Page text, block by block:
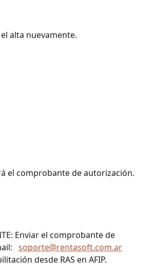
el alta nuevamente.
soporte@rentasoft.com.ar
desde RAS en AFIP.